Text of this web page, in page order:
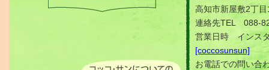
高知市新屋敷2丁
連絡先TEL 088-
営業日時 インス
[coccosunsun]
お電話での問い合